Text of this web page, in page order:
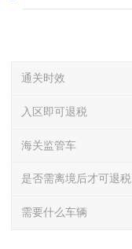
通关时效
入区即可退税
海关监管车
是否需离境后才可退税
需要什么车辆